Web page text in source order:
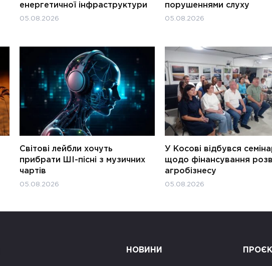
енергетичної інфраструктури
05.08.2026
порушеннями слуху
05.08.2026
Світові лейбли хочуть
прибрати ШІ-пісні з музичних
чартів
05.08.2026
У Косові відбувся
щодо фінансування
агробізнесу
05.08.2026
НОВИНИ